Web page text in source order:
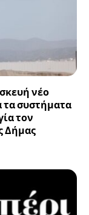
νέο
τα συστήματα
τον
Δήμας